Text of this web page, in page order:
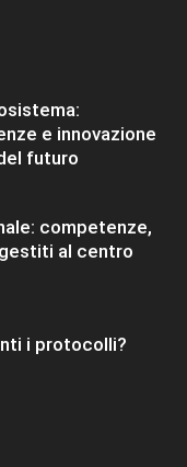
e innovazione
futuro
competenze,
al centro
i protocolli?